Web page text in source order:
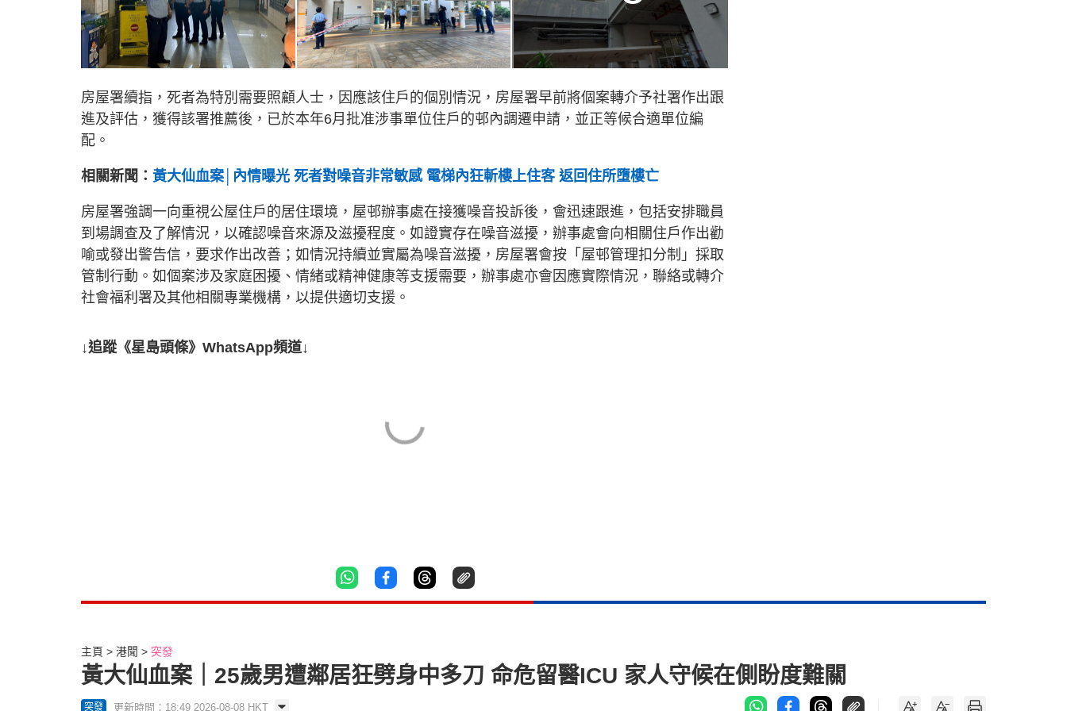
房屋署續指，死者為特別需要照顧人士，因應該住戶的個別情況，房屋署早前將個案轉介予社署作出跟
進及評估，獲得該署推薦後，已於本年6月批准涉事單位住戶的邨內調遷申請，並正等候合適單位編
配。
相關新聞： 黃大仙血案│內情曝光 死者對噪音非常敏感 電梯內狂斬樓上住客 返回住所墮樓亡
房屋署強調一向重視公屋住戶的居住環境，屋邨辦事處在接獲噪音投訴後，會迅速跟進，包括安排職員
到場調查及了解情況，以確認噪音來源及滋擾程度。如證實存在噪音滋擾，辦事處會向相關住戶作出勸
喻或發出警告信，要求作出改善；如情況持續並實屬為噪音滋擾，房屋署會按「屋邨管理扣分制」採取
管制行動。如個案涉及家庭困擾、情緒或精神健康等支援需要，辦事處亦會因應實際情況，聯絡或轉介
社會福利署及其他相關專業機構，以提供適切支援。
↓追蹤《星島頭條》WhatsApp頻道↓
主頁 港聞 突發
黃大仙血案｜25歲男遭鄰居狂劈身中多刀 命危留醫ICU 家人守候在側盼度難關
突發 更新時間：18:49 2026-08-08 HKT